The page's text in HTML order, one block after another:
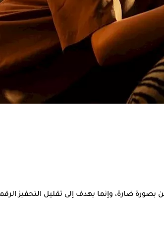
ضارة، وإنما يهدف إلى تقليل التحفيز